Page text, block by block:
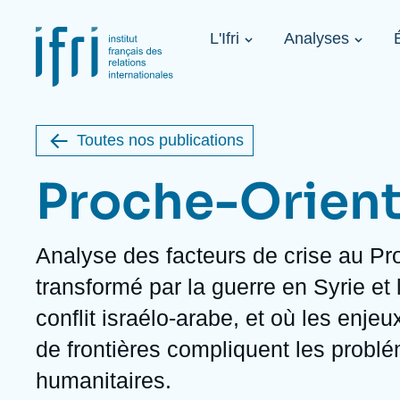
contenu
principal
Navigation
principale
L'Ifri Analyses
À propos de l'Ifri
Message du Président
L'Ifri en bref
Think tank : notre définition
Sujets phares
Iran
États-Unis
Proche-Orient
À venir
Sur invitation
Au cœur des tempêtes. Présentation
du Ramses 2027
L'Ifri en bref
Recherches fréquentes
Proche-Orient
Toutes nos publications
Proche-Orient
Description
Analyse des facteurs de crise au
transformé par la guerre en Syrie et
conflit israélo-arabe, et où les
de frontières compliquent les
humanitaires.